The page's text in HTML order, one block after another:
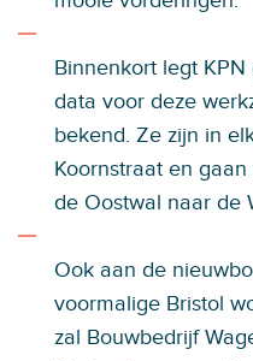
Binnenkort legt
data voor deze
bekend. Ze zijn in
Koornstraat en
de Oostwal naar de
Ook aan de
voormalige Bristol
zal Bouwbedrijf